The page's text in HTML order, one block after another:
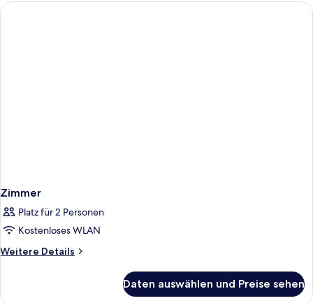
Zimmer
Platz für 2 Personen
Kostenloses WLAN
Weitere Details
Weitere
Daten auswählen und Preise sehen